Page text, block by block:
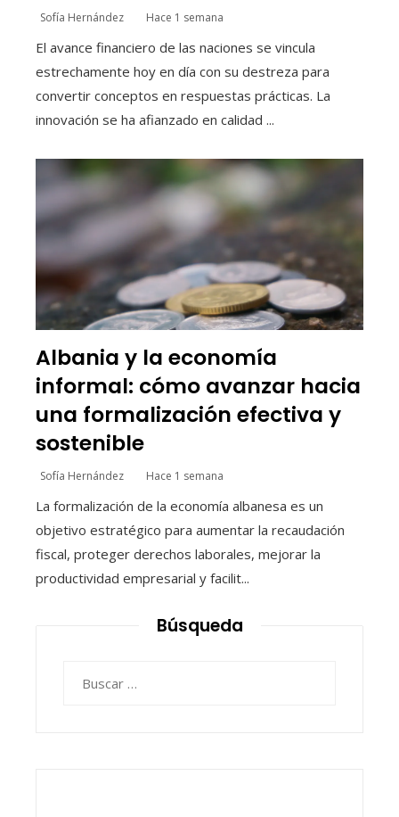
Sofía Hernández Hace 1 semana
El avance financiero de las naciones se vincula
estrechamente hoy en día con su destreza para
convertir conceptos en respuestas prácticas. La
innovación se ha afianzado en calidad ...
Albania y la economía
informal: cómo avanzar hacia
una formalización efectiva y
sostenible
Sofía Hernández Hace 1 semana
La formalización de la economía albanesa es un
objetivo estratégico para aumentar la recaudación
fiscal, proteger derechos laborales, mejorar la
productividad empresarial y facilit...
Búsqueda